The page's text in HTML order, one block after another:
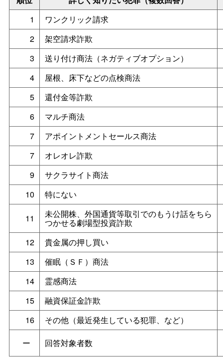
1
ワンクリック請求
2
架空請求詐欺
3
送り付け商法（ネガティブオプション）
4
屋根、床下などの点検商法
5
還付金等詐欺
6
マルチ商法
7
アポイントメントセールス商法
7
オレオレ詐欺
9
サクラサイト商法
10
特にない
11 未公開株、外国通貨等取引でのもうけ話をちら
つかせる劇場型投資詐欺
12
貴金属の押し買い
13
催眠（ＳＦ）商法
14
霊感商法
15
融資保証金詐欺
16
その他（最近発生している犯罪、など）
ー
回答対象者数